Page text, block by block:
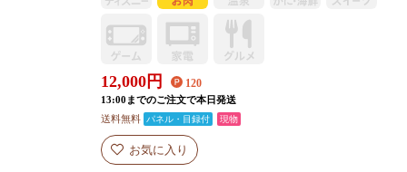
12,000 円 120
13:00までのご注文で本日発送
送料無料 パネル・目録付 現物
お気に入り